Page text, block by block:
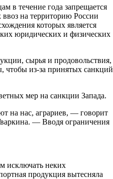
в течение года запрещается
на территорию России
которых является
юридических и физических
сырья и продовольствия,
чтобы из-за принятых санкций
мер на санкции Запада.
на нас, аграриев, — говорит
— Вводя ограничения
исключать неких
продукция вытесняла